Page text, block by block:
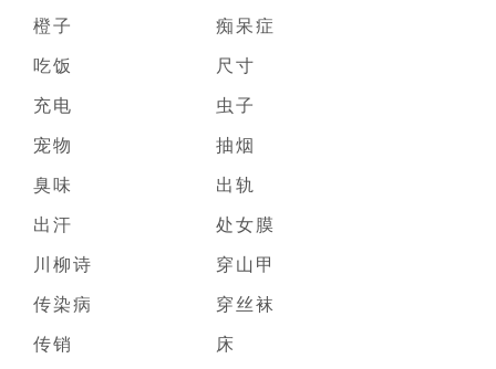
橙子
痴呆症
吃饭
尺寸
充电
虫子
宠物
抽烟
臭味
出轨
出汗
处女膜
川柳诗
穿山甲
传染病
穿丝袜
传销
床